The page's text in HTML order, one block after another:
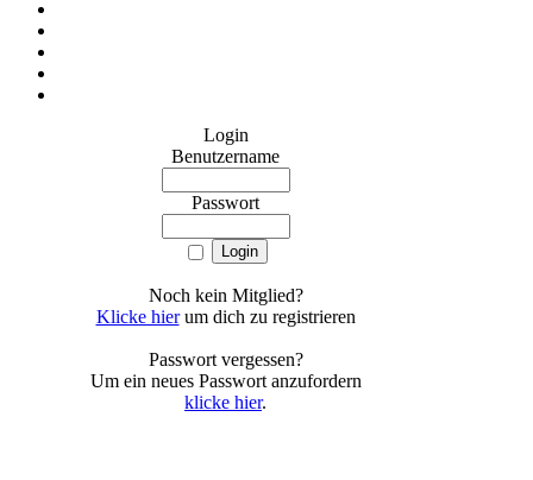
Login
Benutzername
Passwort
Noch kein Mitglied?
Klicke hierum dich zu registrieren
Passwort vergessen?
Um ein neues Passwort anzufordern
klicke hier.